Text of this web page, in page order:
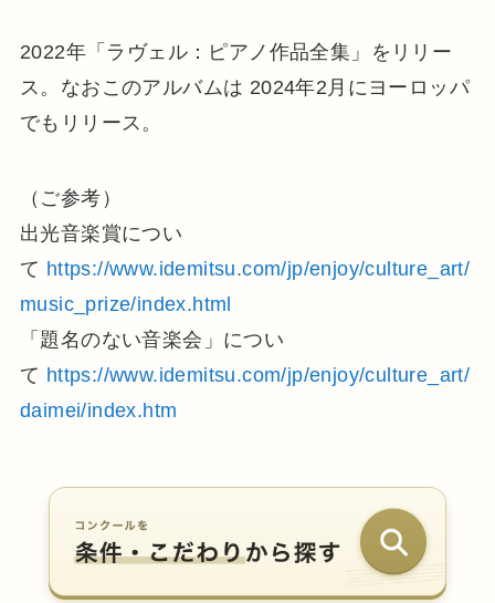
2022年「ラヴェル：ピアノ作品全集」をリリー
ス。なおこのアルバムは 2024年2月にヨーロッパ
でもリリース。
（ご参考）
出光音楽賞につい
て https://www.idemitsu.com/jp/enjoy/culture_art/
music_prize/index.html
「題名のない音楽会」につい
て https://www.idemitsu.com/jp/enjoy/culture_art/
daimei/index.htm